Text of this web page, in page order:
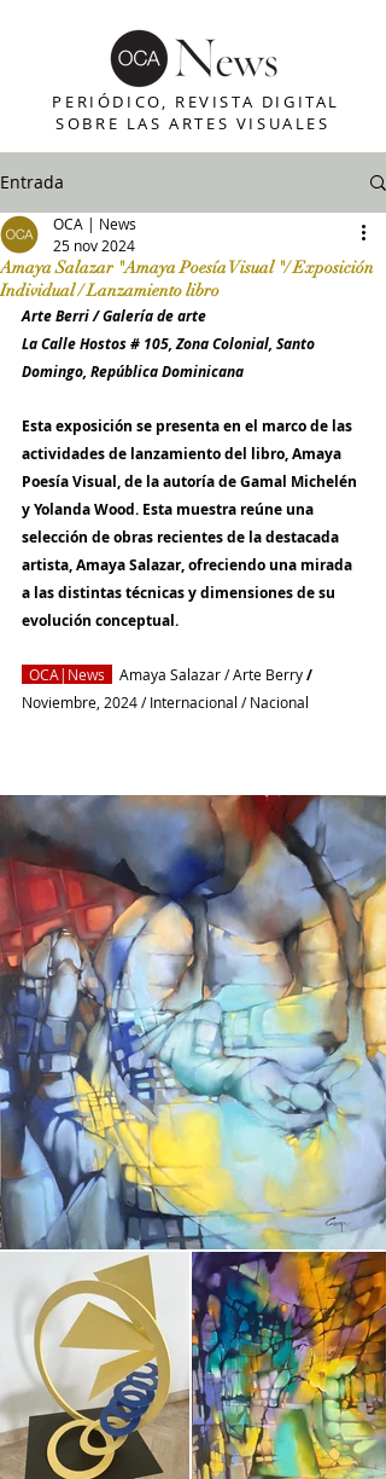
PERIÓDICO, REVISTA DIGITAL
SOBRE LAS ARTES VISUALES
Entrada
Amaya Salazar "Amaya Poesía Visual "/ Exposición
Individual / Lanzamiento libro
OCA | News
25 nov 2024
Arte Berri / Galería de arte
La Calle Hostos # 105, Zona Colonial, Santo
Domingo, República Dominicana
Esta exposición se presenta en el marco de las
actividades de lanzamiento del libro, Amaya
Poesía Visual, de la autoría de Gamal Michelén
y Yolanda Wood. Esta muestra reúne una
selección de obras recientes de la destacada
artista, Amaya Salazar, ofreciendo una mirada
a las distintas técnicas y dimensiones de su
evolución conceptual.
OCA|News Amaya Salazar / Arte Berry /
Noviembre, 2024 / Internacional / Nacional